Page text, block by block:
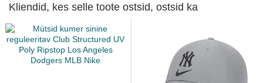
Kliendid, kes selle toote ostsid, ostsid ka